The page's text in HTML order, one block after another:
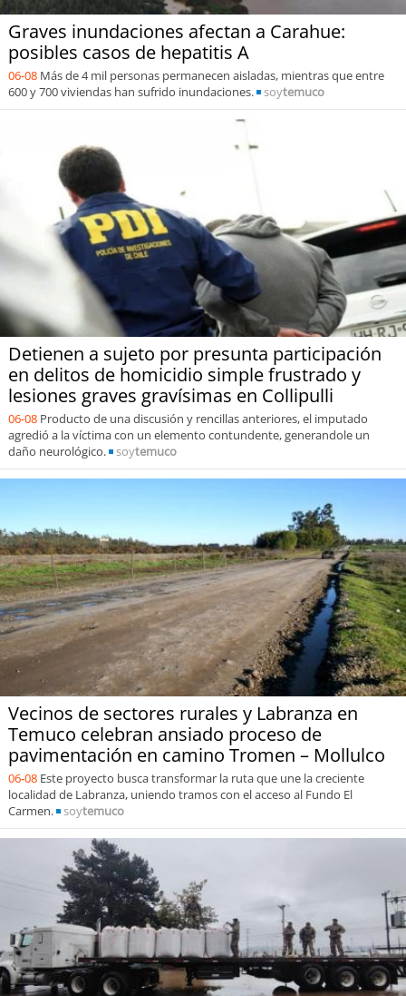
Graves inundaciones afectan a Carahue:
posibles casos de hepatitis A
06-08 Más de 4 mil personas permanecen aisladas, mientras que entre
600 y 700 viviendas han sufrido inundaciones.
soytemuco
Detienen a sujeto por presunta participación
en delitos de homicidio simple frustrado y
lesiones graves gravísimas en Collipulli
06-08 Producto de una discusión y rencillas anteriores, el imputado
agredió a la víctima con un elemento contundente, generandole un
daño neurológico.
soytemuco
Vecinos de sectores rurales y Labranza en
Temuco celebran ansiado proceso de
pavimentación en camino Tromen – Mollulco
06-08 Este proyecto busca transformar la ruta que une la creciente
localidad de Labranza, uniendo tramos con el acceso al Fundo El
Carmen.
soytemuco